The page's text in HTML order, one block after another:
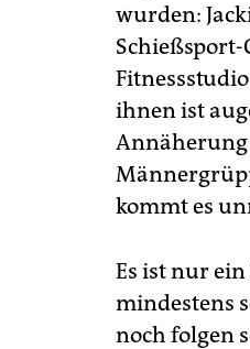
wurden:
Schießsport-
ihnen ist
kommt es
Es ist nur
mindestens
noch folgen